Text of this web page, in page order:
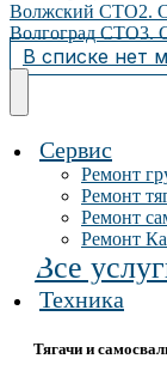
Волжский СТО2.
Волгоград СТО3.
В списке нет
Сервис
Ремонт
Ремонт
Ремонт
Ремонт
Все
Техника
Тягачи и